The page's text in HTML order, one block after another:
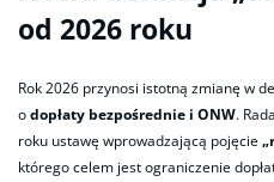
od 2026 roku
Rok 2026 przynosi istotną zmianę w
odopłaty bezpośrednie i ONW.
roku ustawę wprowadzającą pojęcie
którego celem jest ograniczenie